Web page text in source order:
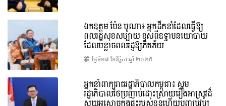
ឯកឧត្តម ប៉ែន បូណា៖ អ្នកដឹកនាំដែលធ្វើឱ្យ
ពលរដ្ឋសុខសប្បាយ ខុសពីឧទ្ទាមនយោបាយ
ដែលបន្លាចពលរដ្ឋឱ្យភិតភ័យ
ថ្ងៃទី១៨ ខែ​វិច្ឆិកា ឆ្នាំ ២០២៥
អ្នកនាំពាក្យរាជរដ្ឋាភិបាលកម្ពុជា៖ សូម
រដ្ឋាភិបាលថៃប្រញាប់ដោះស្រាយរឿងអាស្រូវដ៏